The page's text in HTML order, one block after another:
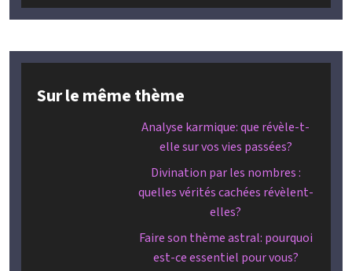
Sur le même thème
Analyse karmique: que révèle-t-
elle sur vos vies passées?
Divination par les nombres :
quelles vérités cachées révèlent-
elles?
Faire son thème astral: pourquoi
est-ce essentiel pour vous?